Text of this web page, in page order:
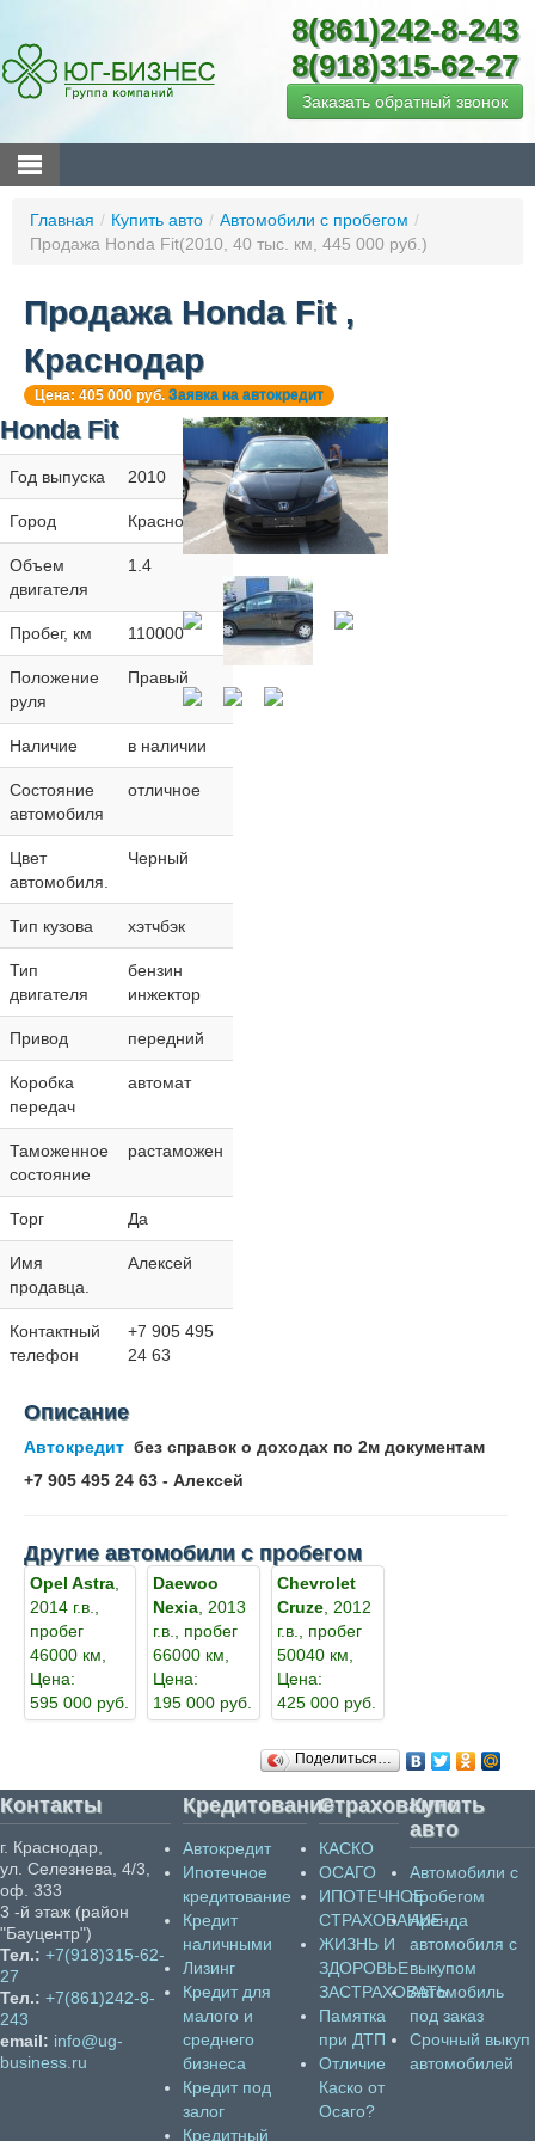
8(861)242-8-243
8(918)315-62-27
Заказать обратный звонок
Главная / Купить авто / Автомобили с пробегом /
Продажа Honda Fit(2010, 40 тыс. км, 445 000 руб.)
Продажа Honda Fit ,
Краснодар
Цена: 405 000 руб. Заявка на автокредит
Honda Fit
Год выпуска 2010
Город Краснодар
Объем
двигателя
1.4
Пробег, км 110000
Положение
руля
Правый
Наличие в наличии
Состояние
автомобиля
отличное
Цвет
автомобиля.
Черный
Тип кузова хэтчбэк
Тип
двигателя
бензин
инжектор
Привод передний
Коробка
передач
автомат
Таможенное
состояние
растаможен
Торг Да
Имя
продавца.
Алексей
Контактный
телефон
+7 905 495
24 63
Описание
Автокредитбез справок о доходах по 2м документам
+7 905 495 24 63 - Алексей
Другие автомобили с пробегом
Opel Astra,
2014 г.в.,
пробег
46000 км,
Цена:
595 000 руб.
Daewoo
Nexia, 2013
г.в., пробег
66000 км,
Цена:
195 000 руб.
Chevrolet
Cruze, 2012
г.в., пробег
50040 км,
Цена:
425 000 руб.
Поделиться…
Контакты
г. Краснодар,
ул. Селезнева, 4/3,
оф. 333
3 -й этаж (район
"Бауцентр")
Тел.: +7(918)315-62-
27
Тел.: +7(861)242-8-
243
email: info@ug-
business.ru
Кредитование
Автокредит
Ипотечное
кредитование
Кредит
наличными
Лизинг
Кредит для
малого и
среднего
бизнеса
Кредит под
залог
Кредитный
Страхование
КАСКО
ОСАГО
ИПОТЕЧНОЕ
СТРАХОВАНИЕ
ЖИЗНЬ И
ЗДОРОВЬЕ
ЗАСТРАХОВАТЬ
Памятка
при ДТП
Отличие
Каско от
Осаго?
Купить
авто
Автомобили с
пробегом
Аренда
автомобиля с
выкупом
Автомобиль
под заказ
Срочный выкуп
автомобилей